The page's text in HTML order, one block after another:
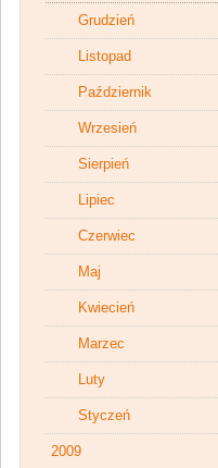
Grudzień
Listopad
Październik
Wrzesień
Sierpień
Lipiec
Czerwiec
Maj
Kwiecień
Marzec
Luty
Styczeń
2009